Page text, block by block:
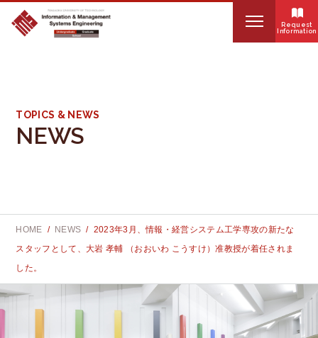
Organization
Educational systems
e
a
h
Request
Information
TOPICS & NEWS
NEWS
HOME NEWS
2023年3月、情報・経営システム工学専攻の新たな
スタッフとして、大岩 孝輔 （おおいわ こうすけ）准教授が着任されま
した。